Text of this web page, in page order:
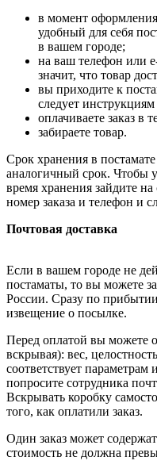
в момент оформления
удобный для себя
в вашем городе;
на ваш телефон или
значит, что товар
вы приходите к
следует инструкциям
оплачиваете заказ в
забираете товар.
Срок хранения в
аналогичный срок. Чтобы
время хранения зайдите
номер заказа и телефон и
Почтовая доставка
Если в вашем городе не
постаматы, то вы можете
России. Сразу по
извещение о посылке.
Перед оплатой вы можете
вскрывая): вес,
соответствует
попросите сотрудника
Вскрывать коробку
того, как оплатили заказ.
Один заказ может
стоимость не должна